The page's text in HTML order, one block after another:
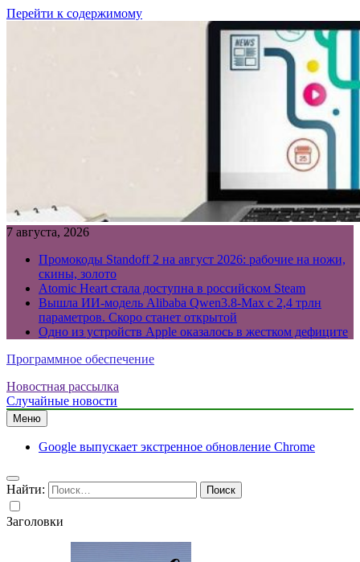
Перейти к содержимому
7 августа, 2026
Промокоды Standoff 2 на август 2026: рабочие на ножи,
скины, золото
Atomic Heart стала доступна в российском Steam
Вышла ИИ-модель Alibaba Qwen3.8-Max с 2,4 трлн
параметров. Скоро станет открытой
Одно из устройств Apple оказалось в жестком дефиците
Программное обеспечение
Новостная рассылка
Случайные новости
Меню
Google выпускает экстренное обновление Chrome
Найти:
Заголовки